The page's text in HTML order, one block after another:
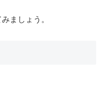
ましょう。